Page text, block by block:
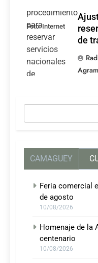
Foto: Internet
de
CAMAGUEY
Feria comercial
de agosto
10/08/2026
Homenaje de la
centenario
10/08/2026